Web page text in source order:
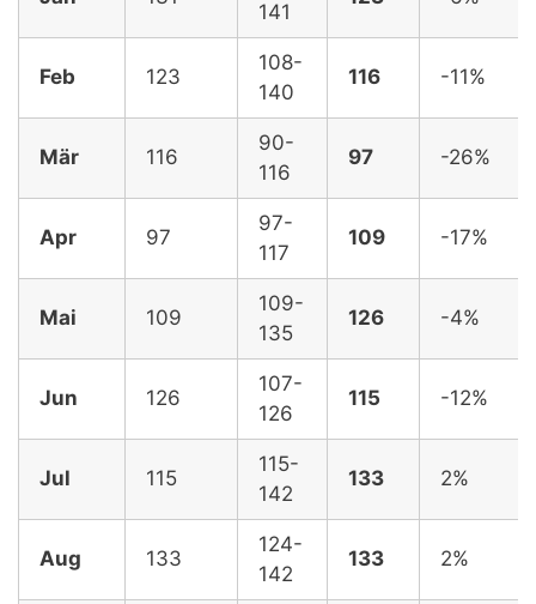
141
Feb 123
108-
140
116 -11%
Mär 116
90-
116
97 -26%
Apr 97
97-
117
109 -17%
Mai 109
109-
135
126 -4%
Jun 126
107-
126
115 -12%
Jul 115
115-
142
133 2%
Aug 133
124-
142
133 2%